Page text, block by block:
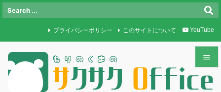


メニュ
プライバシーポリシー このサイトについて YouTube